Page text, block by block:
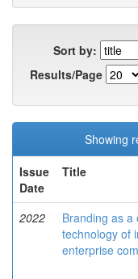
Sort by:
Results/Page
Showing
Issue
Date
Title
2022
Branding as a
technology of
enterprise